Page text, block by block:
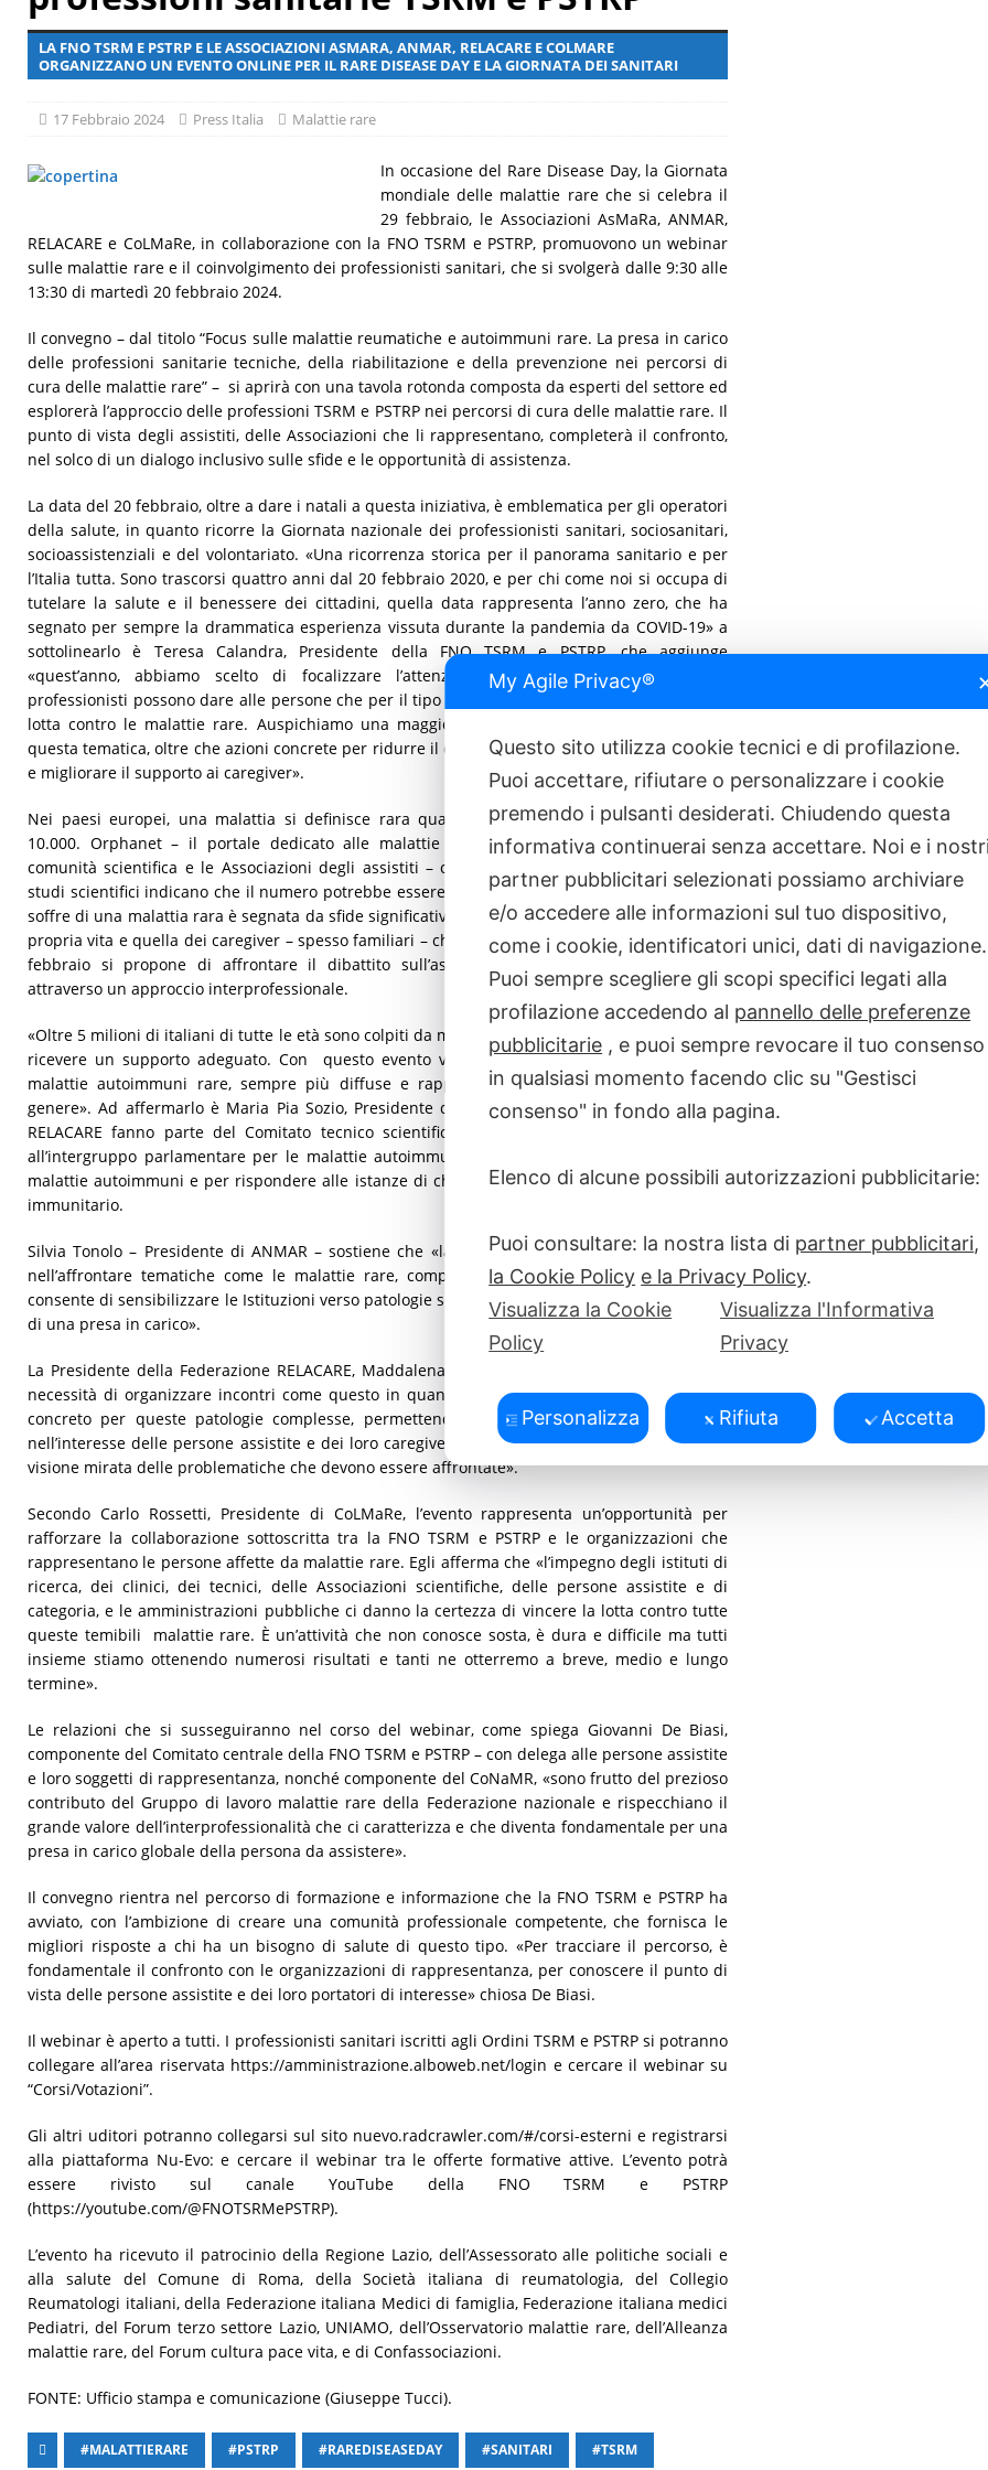
[ 29 Luglio 2026 ] Giornata mondiale delle epatiti, malattia ancora presente MALATTIE RARE
LA FNO TSRM E PSTRP E LE ASSOCIAZIONI ASMARA, ANMAR, RELACARE E COLMARE
ORGANIZZANO UN EVENTO ONLINE PER IL RARE DISEASE DAY E LA GIORNATA DEI SANITARI
17 Febbraio 2024 Press Italia Malattie rare
In occasione del Rare Disease Day, la Giornata
mondiale delle malattie rare che si celebra il
29 febbraio, le Associazioni AsMaRa, ANMAR,
RELACARE e CoLMaRe, in collaborazione con la FNO TSRM e PSTRP, promuovono un webinar
sulle malattie rare e il coinvolgimento dei professionisti sanitari, che si svolgerà dalle 9:30 alle
13:30 di martedì 20 febbraio 2024.
Il convegno – dal titolo “Focus sulle malattie reumatiche e autoimmuni rare. La presa in carico
delle professioni sanitarie tecniche, della riabilitazione e della prevenzione nei percorsi di
cura delle malattie rare” – si aprirà con una tavola rotonda composta da esperti del settore ed
esplorerà l’approccio delle professioni TSRM e PSTRP nei percorsi di cura delle malattie rare. Il
punto di vista degli assistiti, delle Associazioni che li rappresentano, completerà il confronto,
nel solco di un dialogo inclusivo sulle sfide e le opportunità di assistenza.
La data del 20 febbraio, oltre a dare i natali a questa iniziativa, è emblematica per gli operatori
della salute, in quanto ricorre la Giornata nazionale dei professionisti sanitari, sociosanitari,
socioassistenziali e del volontariato. «Una ricorrenza storica per il panorama sanitario e per
l’Italia tutta. Sono trascorsi quattro anni dal 20 febbraio 2020, e per chi come noi si occupa di
tutelare la salute e il benessere dei cittadini, quella data rappresenta l’anno zero, che ha
segnato per sempre la drammatica esperienza vissuta durante la pandemia da COVID-19» a
sottolinearlo è Teresa Calandra, Presidente della FNO TSRM e PSTRP, che aggiunge
«quest’anno, abbiamo scelto di focalizzare l’attenzione sul contributo che i nostri
professionisti possono dare alle persone che per il tipo di patologie sono tra le più fragili: chi
lotta contro le malattie rare. Auspichiamo una maggiore sensibilizzazione nei confronti di
questa tematica, oltre che azioni concrete per ridurre il divario territoriale dei percorsi di cura
e migliorare il supporto ai caregiver».
Nei paesi europei, una malattia si definisce rara quando colpisce meno di 5 persone su
10.000. Orphanet – il portale dedicato alle malattie rare e punto di riferimento per la
comunità scientifica e le Associazioni degli assistiti – conta più di 6 mila malattie rare, ma
studi scientifici indicano che il numero potrebbe essere superiore a 10 mila. La realtà per chi
soffre di una malattia rara è segnata da sfide significative, che compromettono la qualità della
propria vita e quella dei caregiver – spesso familiari – che a essi si dedicano. L’incontro del 20
febbraio si propone di affrontare il dibattito sull’assistenza e cura di queste persone
attraverso un approccio interprofessionale.
«Oltre 5 milioni di italiani di tutte le età sono colpiti da malattie reumatiche rare, spesso senza
ricevere un supporto adeguato. Con questo evento vogliamo focalizzare l’attenzione sulle
malattie autoimmuni rare, sempre più diffuse e rappresentative delle malattie legate al
genere». Ad affermarlo è Maria Pia Sozio, Presidente di AsMaRa, che insieme ad ANMAR e
RELACARE fanno parte del Comitato tecnico scientifico, che svolge un ruolo di supporto
all’intergruppo parlamentare per le malattie autoimmuni, per la prevenzione, la cura delle
malattie autoimmuni e per rispondere alle istanze di chi è affetto da disfunzioni del sistema
immunitario.
Silvia Tonolo – Presidente di ANMAR – sostiene che «la collaborazione tra le organizzazioni
nell’affrontare tematiche come le malattie rare, comprese le patologie reumatologiche, ci
consente di sensibilizzare le Istituzioni verso patologie spesso non diagnosticate o manchevoli
di una presa in carico».
La Presidente della Federazione RELACARE, Maddalena Pelagalli, punta all’importanza e alla
necessità di organizzare incontri come questo in quanto «aiutano a delineare un approccio
concreto per queste patologie complesse, permettendo un confronto multi dimensionale
nell’interesse delle persone assistite e dei loro caregiver, fornendo altresì agli specialisti una
visione mirata delle problematiche che devono essere affrontate».
Secondo Carlo Rossetti, Presidente di CoLMaRe, l’evento rappresenta un’opportunità per
rafforzare la collaborazione sottoscritta tra la FNO TSRM e PSTRP e le organizzazioni che
rappresentano le persone affette da malattie rare. Egli afferma che «l’impegno degli istituti di
ricerca, dei clinici, dei tecnici, delle Associazioni scientifiche, delle persone assistite e di
categoria, e le amministrazioni pubbliche ci danno la certezza di vincere la lotta contro tutte
queste temibili malattie rare. È un’attività che non conosce sosta, è dura e difficile ma tutti
insieme stiamo ottenendo numerosi risultati e tanti ne otterremo a breve, medio e lungo
termine».
Le relazioni che si susseguiranno nel corso del webinar, come spiega Giovanni De Biasi,
componente del Comitato centrale della FNO TSRM e PSTRP – con delega alle persone assistite
e loro soggetti di rappresentanza, nonché componente del CoNaMR, «sono frutto del prezioso
contributo del Gruppo di lavoro malattie rare della Federazione nazionale e rispecchiano il
grande valore dell’interprofessionalità che ci caratterizza e che diventa fondamentale per una
presa in carico globale della persona da assistere».
Il convegno rientra nel percorso di formazione e informazione che la FNO TSRM e PSTRP ha
avviato, con l’ambizione di creare una comunità professionale competente, che fornisca le
migliori risposte a chi ha un bisogno di salute di questo tipo. «Per tracciare il percorso, è
fondamentale il confronto con le organizzazioni di rappresentanza, per conoscere il punto di
vista delle persone assistite e dei loro portatori di interesse» chiosa De Biasi.
Il webinar è aperto a tutti. I professionisti sanitari iscritti agli Ordini TSRM e PSTRP si potranno
collegare all’area riservata https://amministrazione.alboweb.net/login e cercare il webinar su
“Corsi/Votazioni”.
Gli altri uditori potranno collegarsi sul sito nuevo.radcrawler.com/#/corsi-esterni e registrarsi
alla piattaforma Nu-Evo: e cercare il webinar tra le offerte formative attive. L’evento potrà
essere rivisto sul canale YouTube della FNO TSRM e PSTRP
(https://youtube.com/@FNOTSRMePSTRP).
L’evento ha ricevuto il patrocinio della Regione Lazio, dell’Assessorato alle politiche sociali e
alla salute del Comune di Roma, della Società italiana di reumatologia, del Collegio
Reumatologi italiani, della Federazione italiana Medici di famiglia, Federazione italiana medici
Pediatri, del Forum terzo settore Lazio, UNIAMO, dell’Osservatorio malattie rare, dell’Alleanza
malattie rare, del Forum cultura pace vita, e di Confassociazioni.
FONTE: Ufficio stampa e comunicazione (Giuseppe Tucci).
#MALATTIERARE #PSTRP #RAREDISEASEDAY #SANITARI #TSRM
My Agile Privacy®
Questo sito utilizza cookie tecnici e di profilazione.
Puoi accettare, rifiutare o personalizzare i cookie
premendo i pulsanti desiderati. Chiudendo questa
informativa continuerai senza accettare. Noi e i
partner pubblicitari selezionati possiamo archiviare
e/o accedere alle informazioni sul tuo dispositivo,
come i cookie, identificatori unici, dati di navigazione.
Puoi sempre scegliere gli scopi specifici legati alla
profilazione accedendo al pannello delle preferenze
pubblicitarie , e puoi sempre revocare il tuo consenso
in qualsiasi momento facendo clic su "Gestisci
consenso" in fondo alla pagina.
Elenco di alcune possibili autorizzazioni pubblicitarie:
Puoi consultare: la nostra lista di partner pubblicitari,
la Cookie Policy e la Privacy Policy.
Visualizza la Cookie
Policy
Visualizza l'Informativa
Privacy
Personalizza Rifiuta Accetta